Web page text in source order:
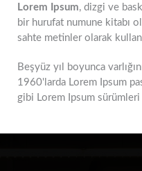
Lorem Ipsum, dizgi ve
bir hurufat numune kitabı
sahte metinler olarak
Beşyüz yıl boyunca
1960'larda Lorem Ipsum
gibi Lorem Ipsum sürümleri